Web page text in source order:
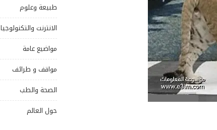
طبيعة وعلوم
الانترنت والتكنولوجيا
مواضيع عامة
مواقف و طرائف
الصحة والطب
حول العالم